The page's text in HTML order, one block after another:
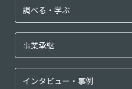
調べる・学ぶ
事業承継
インタビュー・事例